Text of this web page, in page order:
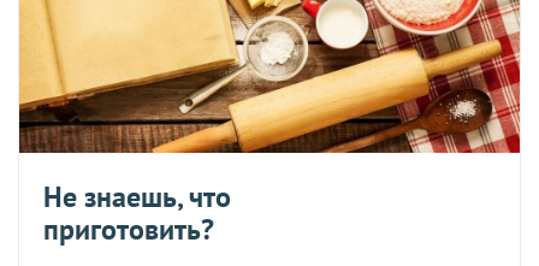
Не знаешь, что
приготовить?